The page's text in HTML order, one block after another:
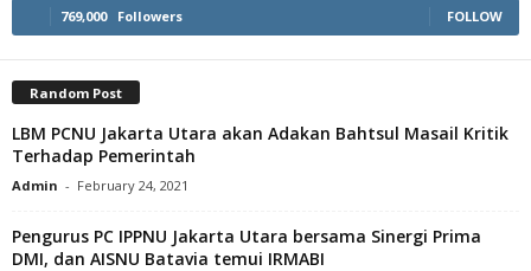
769,000 Followers FOLLOW
Random Post
LBM PCNU Jakarta Utara akan Adakan Bahtsul Masail Kritik
Terhadap Pemerintah
Admin - February 24, 2021
Pengurus PC IPPNU Jakarta Utara bersama Sinergi Prima
DMI, dan AISNU Batavia temui IRMABI